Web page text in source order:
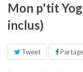
Mon p'tit
inclus)
Tweet